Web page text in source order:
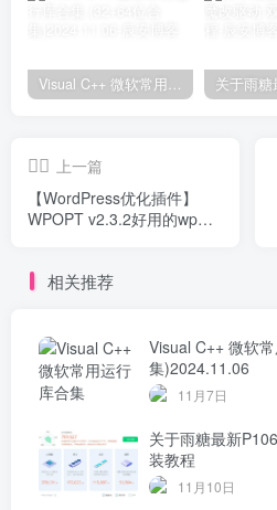
Visual C++ 微软常用运行库合集 (32+64位合集)2024.11.06
上一篇
【WordPress优化插件】
WPOPT v2.3.2好用的wp优
相关推荐
Visual C++ 微软
集)2024.11.06
11月7日
关于雨糖最新
装教程
11月10日